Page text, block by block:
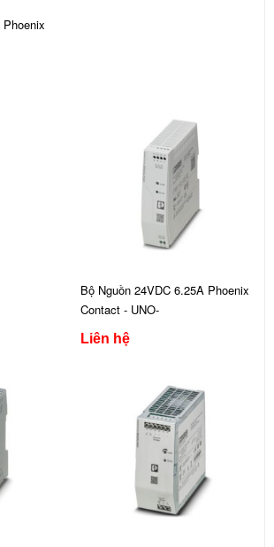
Bộ Nguồn 24VDC 6.25A Phoenix
Contact - UNO-
PS/1AC/24DC/150W
Liên hệ